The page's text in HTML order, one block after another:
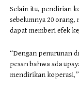
Selain itu, pendirian
sebelumnya 20 orang,
dapat memberi efek
“Dengan penurunan
pesan bahwa ada
mendirikan